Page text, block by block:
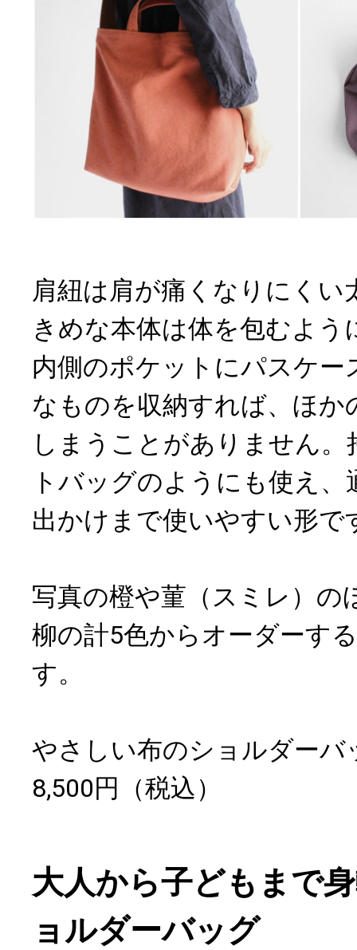
肩紐は肩が痛くなりにくい
きめな本体は体を包むよう
内側のポケットにパスケー
なものを収納すれば、ほか
しまうことがありません
トバッグのようにも使え
出かけまで使いやすい形で
写真の橙や菫（スミレ）の
柳の計5色からオーダーす
す。
やさしい布のショルダーバ
8,500円（税込）
大人から子どもまで
ョルダーバッグ